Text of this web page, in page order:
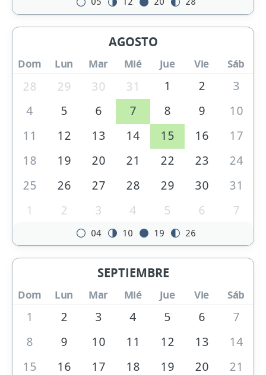
AGOSTO
Dom Lun Mar Mié Jue Vie Sáb
28 29 30 31 1 2
3
4
5 6 7 8 9
10
11
12 13 14 15 16
17
18
19 20 21 22 23
24
25
26 27 28 29 30
31
1
2 3 4 5 6 7
04 10 19 26
SEPTIEMBRE
Dom Lun Mar Mié Jue Vie Sáb
1 2 3 4 5 6
7
8
9 10 11 12 13
14
15
16 17 18 19 20
21